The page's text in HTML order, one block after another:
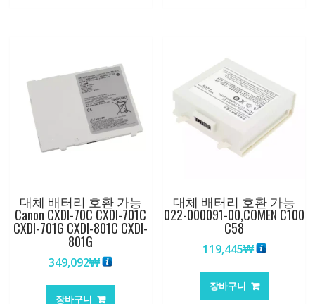
대체 배터리 호환 가능
Canon CXDI-70C CXDI-701C
CXDI-701G CXDI-801C CXDI-
801G
349,092₩
장바구니
대체 배터리 호환 가능
022-000091-00,COMEN C100
C58
119,445₩
장바구니